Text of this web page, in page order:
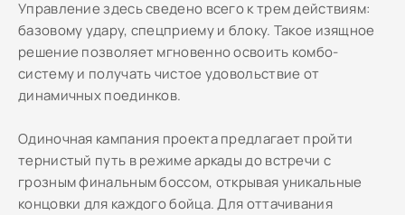
Управление здесь сведено всего к трем действиям:
базовому удару, спецприему и блоку. Такое изящное
решение позволяет мгновенно освоить комбо-
систему и получать чистое удовольствие от
динамичных поединков.
Одиночная кампания проекта предлагает пройти
тернистый путь в режиме аркады до встречи с
грозным финальным боссом, открывая уникальные
концовки для каждого бойца. Для оттачивания